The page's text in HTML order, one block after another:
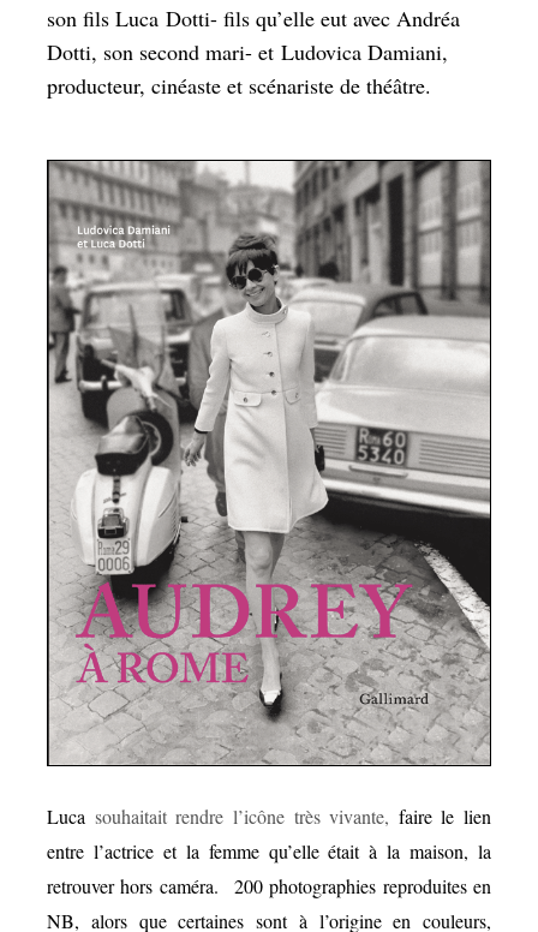
son fils Luca Dotti- fils qu’elle eut avec Andréa
Dotti, son second mari- et Ludovica Damiani,
producteur, cinéaste et scénariste de théâtre.
Luca souhaitait rendre l’icône très vivante, faire le lien
entre l’actrice et la femme qu’elle était à la maison, la
retrouver hors caméra. 200 photographies reproduites en
NB, alors que certaines sont à l’origine en couleurs,